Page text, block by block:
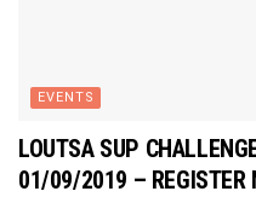
EVENTS
LOUTSA SUP
01/09/2019 – REGISTER